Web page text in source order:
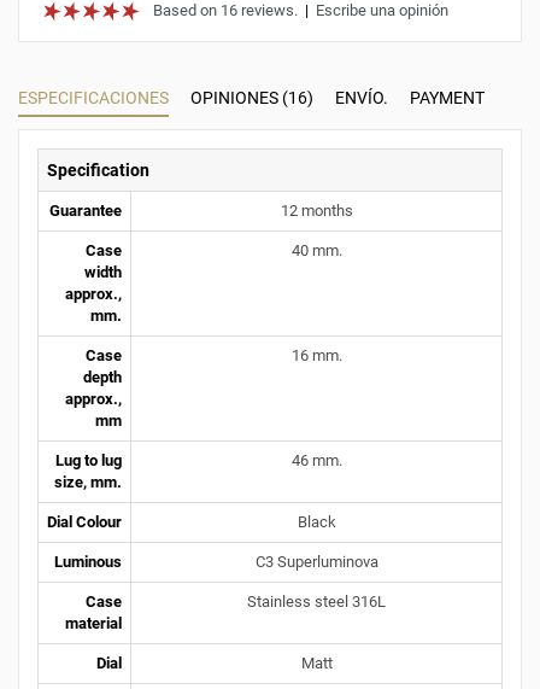
Based on 16 reviews. | Escribe una opinión
ESPECIFICACIONES OPINIONES (16) ENVÍO. PAYMENT
Specification
Guarantee 12 months
Case
width
approx.,
mm.
40 mm.
Case
depth
approx.,
mm
16 mm.
Lug to lug
size, mm.
46 mm.
Dial Colour Black
Luminous C3 Superluminova
Case
material
Stainless steel 316L
Dial Matt